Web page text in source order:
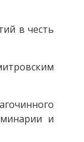
в честь
и